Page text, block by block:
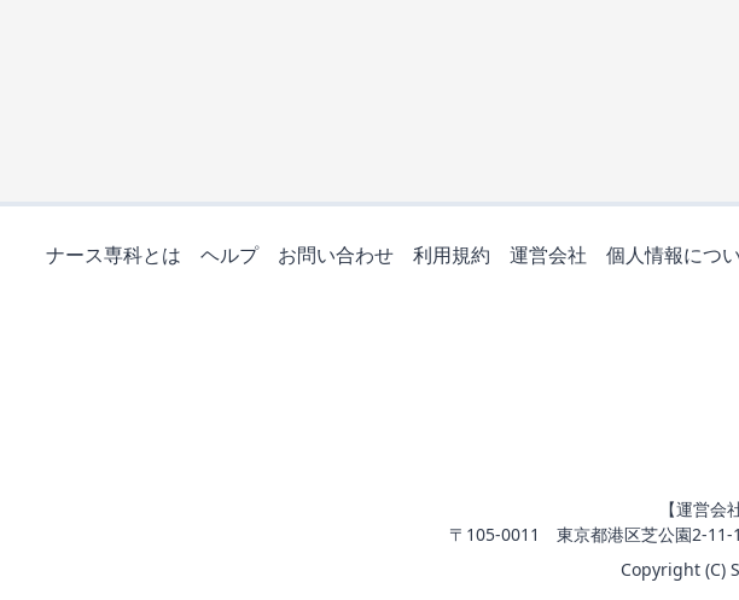
ナース専科とは ヘルプ お問い合わせ 利用規約 運営会社 個人情報につ
【運営会
〒105-0011 東京都港区芝公園2-11-
Copyright (C)